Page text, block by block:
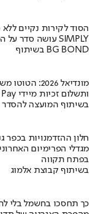
הסוד לקירות נקיים
מומחה BG BOND עושה סדר על המדפים ומציג את מותג הצבע SIMPLY
בשיתוף BG BOND
מונדיאל 2026: הטוטו משנה את הכללים
יחסי הימור משופרים, הפקדות ב-Apple Pay ותשלום זכיות מיידי
בשיתוף המועצה להסדר
חלון ההזדמנויות בכפר
בפתח תקווה
בשיתוף קבוצת אלמוג
כך תחסכו בחשמל בלי